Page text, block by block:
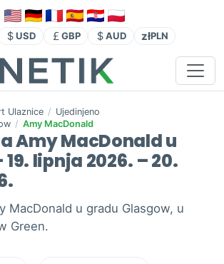
USD GBP AUD złPLN
Ulaznice / Ujedinjeno
/ Amy MacDonald
Amy MacDonald u
lipnja 2026. – 20.
MacDonald u gradu Glasgow, u
Green.